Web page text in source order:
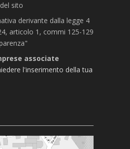
sito
derivante dalla legge 4
articolo 1, commi 125-129
associate
l'inserimento della tua